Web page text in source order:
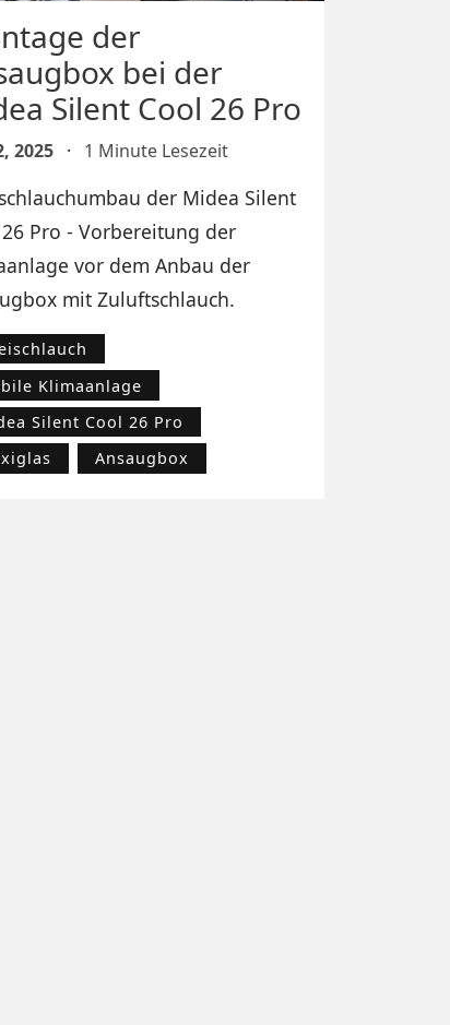
der
bei der
Silent Cool 26 Pro
2025 · 1 Minute Lesezeit
der Midea Silent
Pro - Vorbereitung der
vor dem Anbau der
mit Zuluftschlauch.
Klimaanlage
Silent Cool 26 Pro
Ansaugbox